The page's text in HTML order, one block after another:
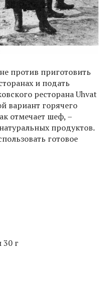
против приготовить
и подать
ресторана Uhvat
вариант горячего
отмечает шеф, –
продуктов.
готовое
г